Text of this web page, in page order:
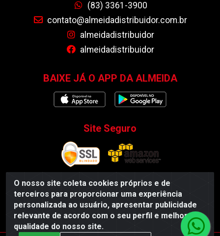
O nosso site coleta cookies próprios e de
terceiros para proporcionar uma experiência
personalizada ao usuário, apresentar publicidade
relevante de acordo com o seu perfil e melhorar a
qualidade do nosso site.
(83) 3361-3900
contato@almeidadistribuidor.com.br
almeidadistribuidor
almeidadistribuidor
BAIXE JÁ O APP DA ALMEIDA
Site Seguro
Almeida Distribuidor - Rodovia BR 104, S/N, Centro -
Esperança/PB - CEP 58135-000 - CNPJ 35.419.548/0001-55